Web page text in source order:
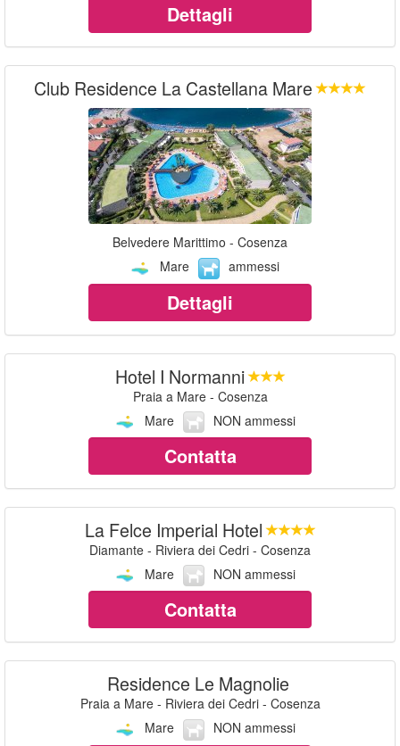
Dettagli
Club Residence La Castellana Mare
Belvedere Marittimo - Cosenza
Mare
ammessi
Dettagli
Hotel I Normanni
Praia a Mare - Cosenza
Mare
NON ammessi
Contatta
La Felce Imperial Hotel
Diamante - Riviera dei Cedri - Cosenza
Mare
NON ammessi
Contatta
Residence Le Magnolie
Praia a Mare - Riviera dei Cedri - Cosenza
Mare
NON ammessi